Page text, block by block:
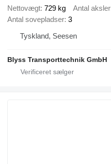
Nettovægt 729 kg Antal aksler
Antal sovepladser 3
Tyskland, Seesen
Blyss Transporttechnik GmbH